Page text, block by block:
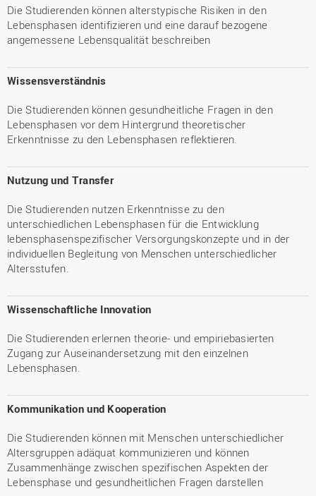
Die Studierenden können alterstypische Risiken in den
Lebensphasen identifizieren und eine darauf bezogene
angemessene Lebensqualität beschreiben
Wissensverständnis
Die Studierenden können gesundheitliche Fragen in den
Lebensphasen vor dem Hintergrund theoretischer
Erkenntnisse zu den Lebensphasen reflektieren.
Nutzung und Transfer
Die Studierenden nutzen Erkenntnisse zu den
unterschiedlichen Lebensphasen für die Entwicklung
lebensphasenspezifischer Versorgungskonzepte und in der
individuellen Begleitung von Menschen unterschiedlicher
Altersstufen.
Wissenschaftliche Innovation
Die Studierenden erlernen theorie- und empiriebasierten
Zugang zur Auseinandersetzung mit den einzelnen
Lebensphasen.
Kommunikation und Kooperation
Die Studierenden können mit Menschen unterschiedlicher
Altersgruppen adäquat kommunizieren und können
Zusammenhänge zwischen spezifischen Aspekten der
Lebensphase und gesundheitlichen Fragen darstellen